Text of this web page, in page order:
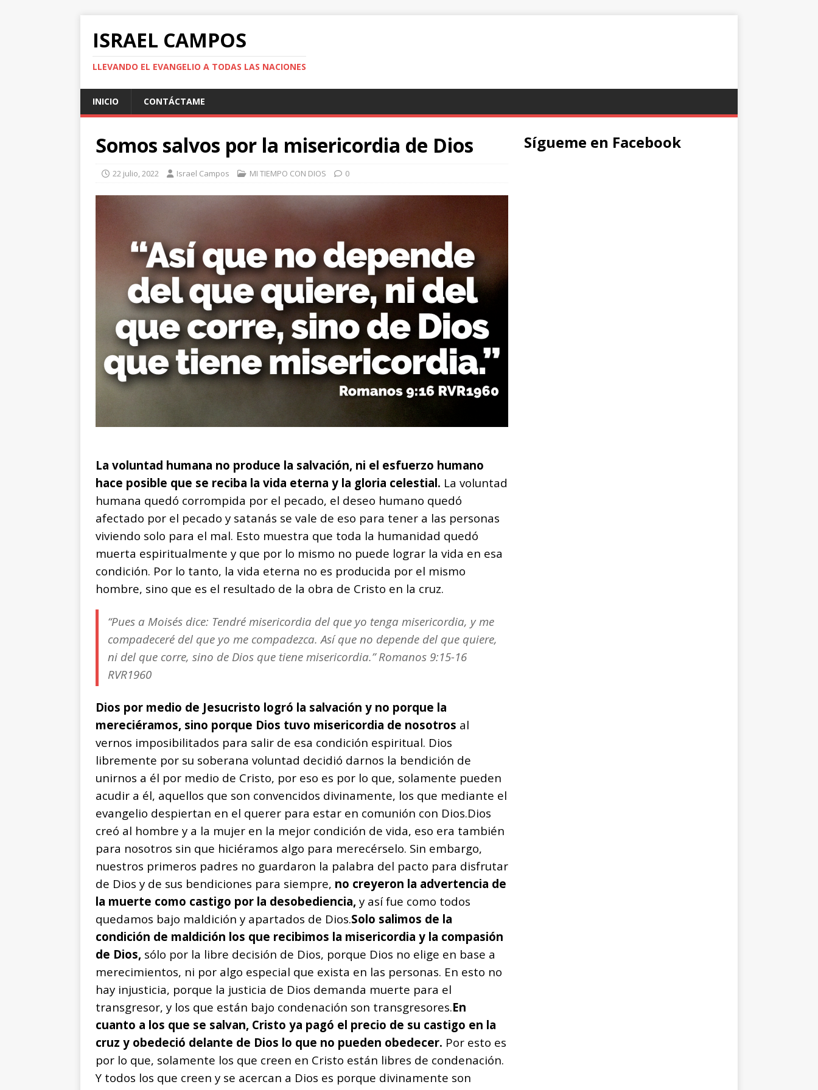
ISRAEL CAMPOS
LLEVANDO EL EVANGELIO A TODAS LAS NACIONES
INICIO CONTÁCTAME
Somos salvos por la misericordia de Dios
22 julio, 2022 Israel Campos MI TIEMPO CON DIOS 0
La voluntad humana no produce la salvación, ni el esfuerzo humano
hace posible que se reciba la vida eterna y la gloria celestial. La voluntad
humana quedó corrompida por el pecado, el deseo humano quedó
afectado por el pecado y satanás se vale de eso para tener a las personas
viviendo solo para el mal. Esto muestra que toda la humanidad quedó
muerta espiritualmente y que por lo mismo no puede lograr la vida en esa
condición. Por lo tanto, la vida eterna no es producida por el mismo
hombre, sino que es el resultado de la obra de Cristo en la cruz.
“Pues a Moisés dice: Tendré misericordia del que yo tenga misericordia, y me
compadeceré del que yo me compadezca. Así que no depende del que quiere,
ni del que corre, sino de Dios que tiene misericordia.” Romanos 9:15-16
RVR1960
Dios por medio de Jesucristo logró la salvación y no porque la
mereciéramos, sino porque Dios tuvo misericordia de nosotros al
vernos imposibilitados para salir de esa condición espiritual. Dios
libremente por su soberana voluntad decidió darnos la bendición de
unirnos a él por medio de Cristo, por eso es por lo que, solamente pueden
acudir a él, aquellos que son convencidos divinamente, los que mediante el
evangelio despiertan en el querer para estar en comunión con Dios.Dios
creó al hombre y a la mujer en la mejor condición de vida, eso era también
para nosotros sin que hiciéramos algo para merecérselo. Sin embargo,
nuestros primeros padres no guardaron la palabra del pacto para disfrutar
de Dios y de sus bendiciones para siempre, no creyeron la advertencia de
la muerte como castigo por la desobediencia, y así fue como todos
quedamos bajo maldición y apartados de Dios.Solo salimos de la
condición de maldición los que recibimos la misericordia y la compasión
de Dios, sólo por la libre decisión de Dios, porque Dios no elige en base a
merecimientos, ni por algo especial que exista en las personas. En esto no
hay injusticia, porque la justicia de Dios demanda muerte para el
transgresor, y los que están bajo condenación son transgresores.En
cuanto a los que se salvan, Cristo ya pagó el precio de su castigo en la
cruz y obedeció delante de Dios lo que no pueden obedecer. Por esto es
por lo que, solamente los que creen en Cristo están libres de condenación.
Y todos los que creen y se acercan a Dios es porque divinamente son
Sígueme en Facebook